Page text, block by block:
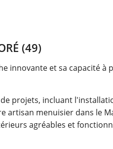
(49)
innovante et sa capacité à
projets, incluant
menuisier dans le
agréables et